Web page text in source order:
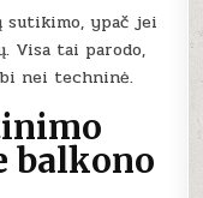
sutikimo, ypač jei
Visa tai parodo,
nei techninė.
balkono